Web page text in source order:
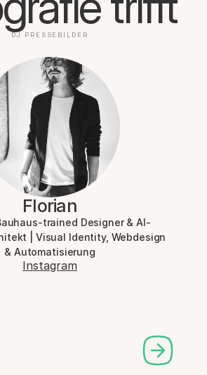
DJ PRESSEBILDER
Florian
trained Designer & AI-
| Visual Identity, Webdesign
& Automatisierung
Instagram